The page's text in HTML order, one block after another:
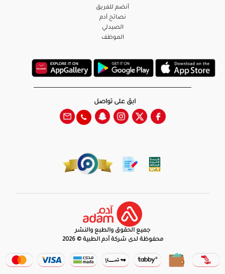
أنضم للفريق
نصائح آدم
الصيدلي
الموظف
ابق على تواصل
جميع الحقوق والطبع والنشر
محفوظة لدى شركة آدم الطبية © 2026